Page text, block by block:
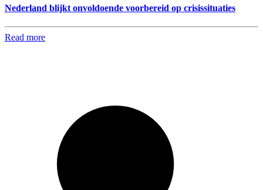
Nederland blijkt onvoldoende voorbereid op crisissituaties
Read more